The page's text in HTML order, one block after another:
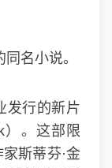
名小说。
发行的新片
）。这部限
斯蒂芬·金